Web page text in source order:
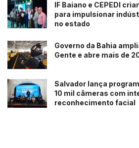
IF Baiano e CEPEDI
para impulsionar
no estado
Governo da Bahia
Gente e abre mais de
Salvador lança
10 mil câmeras com
reconhecimento facial